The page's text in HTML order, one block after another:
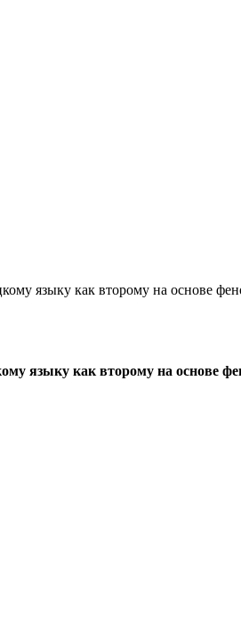
языку как второму на основе
языку как второму на основе